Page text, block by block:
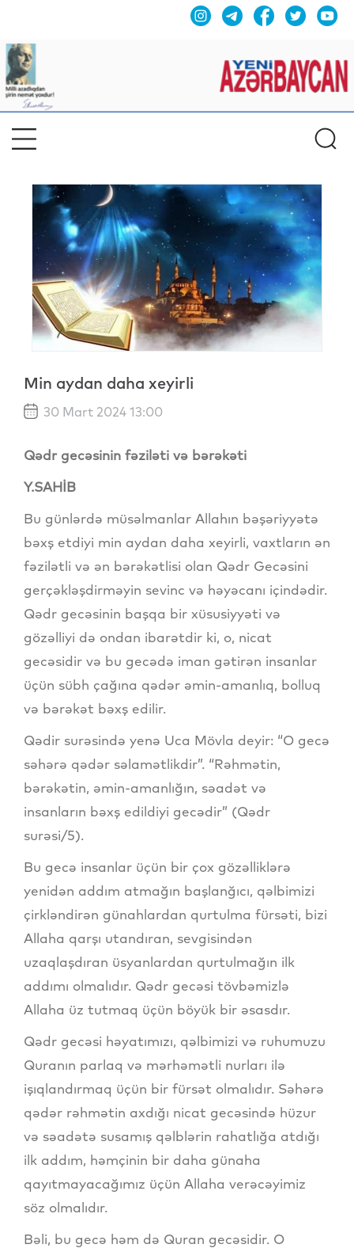
Min aydan daha xeyirli
30 Mart 2024 13:00
Qədr gecəsinin fəziləti və bərəkəti
Y.SAHİB
Bu günlərdə müsəlmanlar Allahın bəşəriyyətə
bəxş etdiyi min aydan daha xeyirli, vaxtların ən
fəzilətli və ən bərəkətlisi olan Qədr Gecəsini
gerçəkləşdirməyin sevinc və həyəcanı içindədir.
Qədr gecəsinin başqa bir xüsusiyyəti və
gözəlliyi də ondan ibarətdir ki, o, nicat
gecəsidir və bu gecədə iman gətirən insanlar
üçün sübh çağına qədər əmin-amanlıq, bolluq
və bərəkət bəxş edilir.
Qədir surəsində yenə Uca Mövla deyir: “O gecə
səhərə qədər səlamətlikdir”. “Rəhmətin,
bərəkətin, əmin-amanlığın, səadət və
insanların bəxş edildiyi gecədir” (Qədr
surəsi/5).
Bu gecə insanlar üçün bir çox gözəlliklərə
yenidən addım atmağın başlanğıcı, qəlbimizi
çirkləndirən günahlardan qurtulma fürsəti, bizi
Allaha qarşı utandıran, sevgisindən
uzaqlaşdıran üsyanlardan qurtulmağın ilk
addımı olmalıdır. Qədr gecəsi tövbəmizlə
Allaha üz tutmaq üçün böyük bir əsasdır.
Qədr gecəsi həyatımızı, qəlbimizi və ruhumuzu
Quranın parlaq və mərhəmətli nurları ilə
işıqlandırmaq üçün bir fürsət olmalıdır. Səhərə
qədər rəhmətin axdığı nicat gecəsində hüzur
və səadətə susamış qəlblərin rahatlığa atdığı
ilk addım, həmçinin bir daha günaha
qayıtmayacağımız üçün Allaha verəcəyimiz
söz olmalıdır.
Bəli, bu gecə həm də Quran gecəsidir. O